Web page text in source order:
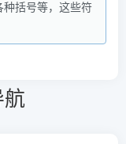
种括号等，这些符